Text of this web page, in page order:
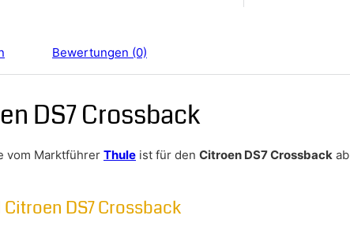
Bewertungen (0)
DS7 Crossback
vom Marktführer Thule ist für den Citroen DS7 Crossback ab
DS7 Crossback